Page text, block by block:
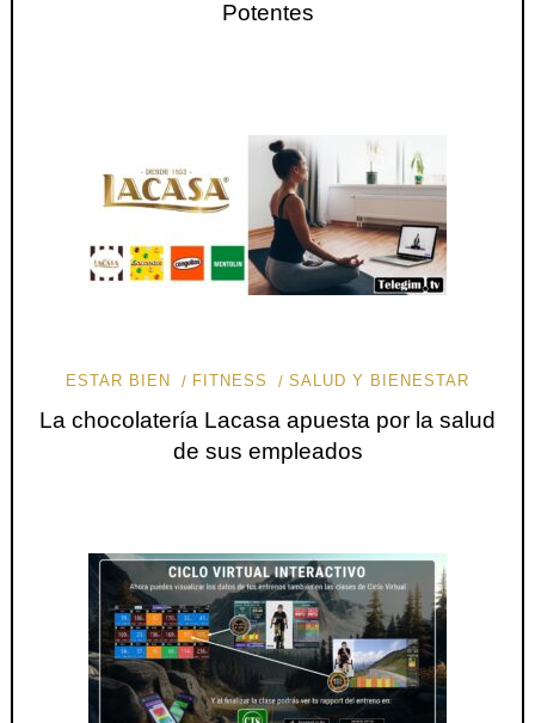
Potentes
ESTAR BIEN FITNESS SALUD Y BIENESTAR
La chocolatería Lacasa apuesta por la salud
de sus empleados